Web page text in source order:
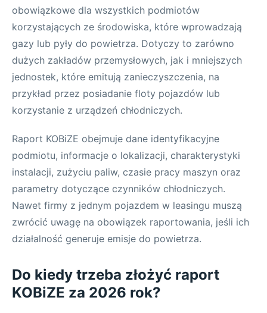
obowiązkowe dla wszystkich podmiotów
korzystających ze środowiska, które wprowadzają
gazy lub pyły do powietrza. Dotyczy to zarówno
dużych zakładów przemysłowych, jak i mniejszych
jednostek, które emitują zanieczyszczenia, na
przykład przez posiadanie floty pojazdów lub
korzystanie z urządzeń chłodniczych.
Raport KOBiZE obejmuje dane identyfikacyjne
podmiotu, informacje o lokalizacji, charakterystyki
instalacji, zużyciu paliw, czasie pracy maszyn oraz
parametry dotyczące czynników chłodniczych.
Nawet firmy z jednym pojazdem w leasingu muszą
zwrócić uwagę na obowiązek raportowania, jeśli ich
działalność generuje emisje do powietrza.
Do kiedy trzeba złożyć raport
KOBiZE za 2026 rok?